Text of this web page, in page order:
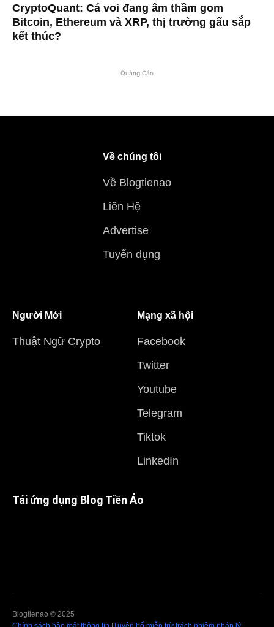
CryptoQuant: Cá voi đang âm thầm gom
Bitcoin, Ethereum và XRP, thị trường gấu sắp
kết thúc?
Quảng Cáo
Về chúng tôi
Về Blogtienao
Liên Hệ
Advertise
Tuyển dụng
Người Mới
Thuật Ngữ Crypto
Mạng xã hội
Facebook
Twitter
Youtube
Telegram
Tiktok
LinkedIn
Tải ứng dụng Blog Tiền Ảo
Blogtienao © 2025